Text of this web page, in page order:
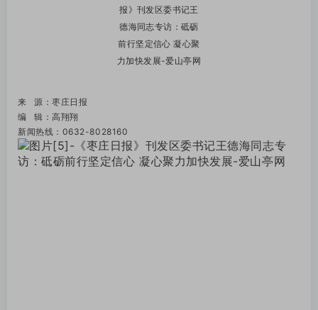
来 源：枣庄日报
编 辑：高翔翔
新闻热线：0632-8028160